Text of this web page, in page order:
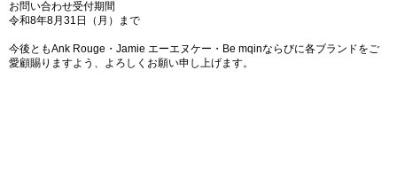
お問い合わせ受付期間
令和8年8月31日（月）まで
今後ともAnk Rouge・Jamie エーエヌケー・Be mqinならびに各ブランドをご
愛顧賜りますよう、よろしくお願い申し上げます。